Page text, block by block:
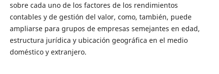
sobre cada uno de los factores de los rendimientos
contables y de gestión del valor, como, también, puede
ampliarse para grupos de empresas semejantes en edad,
estructura jurídica y ubicación geográfica en el medio
doméstico y extranjero.